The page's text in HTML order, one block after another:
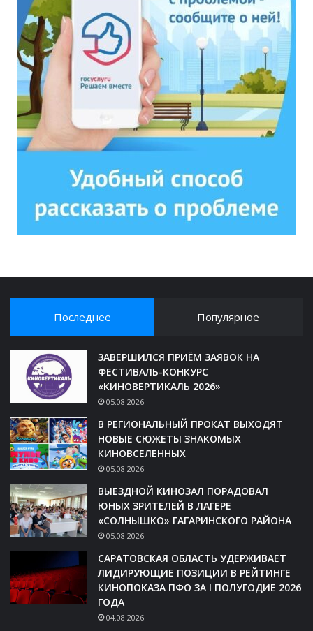
Последнее Популярное
ЗАВЕРШИЛСЯ ПРИЁМ ЗАЯВОК НА
ФЕСТИВАЛЬ-КОНКУРС
«КИНОВЕРТИКАЛЬ 2026»
05.08.2026
В РЕГИОНАЛЬНЫЙ ПРОКАТ ВЫХОДЯТ
НОВЫЕ СЮЖЕТЫ ЗНАКОМЫХ
КИНОВСЕЛЕННЫХ
05.08.2026
ВЫЕЗДНОЙ КИНОЗАЛ ПОРАДОВАЛ
ЮНЫХ ЗРИТЕЛЕЙ В ЛАГЕРЕ
«СОЛНЫШКО» ГАГАРИНСКОГО РАЙОНА
05.08.2026
САРАТОВСКАЯ ОБЛАСТЬ УДЕРЖИВАЕТ
ЛИДИРУЮЩИЕ ПОЗИЦИИ В РЕЙТИНГЕ
КИНОПОКАЗА ПФО ЗА I ПОЛУГОДИЕ 2026
ГОДА
04.08.2026